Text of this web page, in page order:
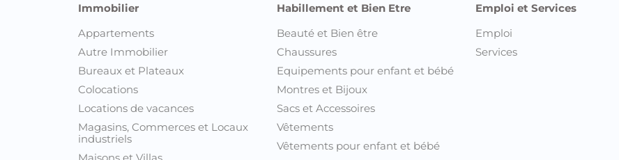
Immobilier
Appartements
Autre Immobilier
Bureaux et Plateaux
Colocations
Locations de vacances
Magasins, Commerces et Locaux
industriels
Maisons et Villas
Habillement et Bien Etre
Beauté et Bien être
Chaussures
Equipements pour enfant et bébé
Montres et Bijoux
Sacs et Accessoires
Vêtements
Vêtements pour enfant et bébé
Emploi et Services
Emploi
Services